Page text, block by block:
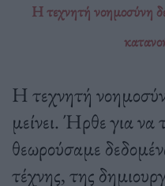
Η τεχνητή νοημοσύνη
Η τεχνητή
μείνει. Ήρθε για να
θεωρούσαμε
τέχνης, της